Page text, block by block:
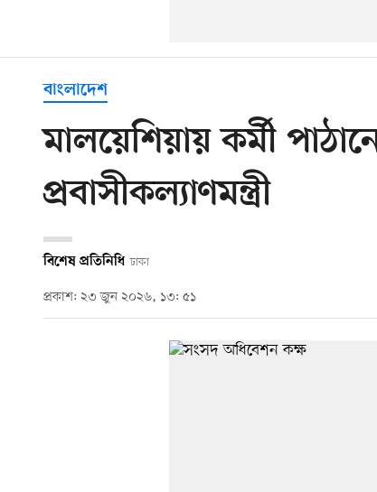
বাংলাদেশ
মালয়েশিয়ায় কর্মী
প্রবাসীকল্যাণমন্ত্রী
বিশেষ প্রতিনিধি ঢাকা
প্রকাশ: ২৩ জুন ২০২৬, ১৩: ৫১